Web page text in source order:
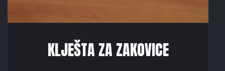
KLJEŠTA ZA ZAKOVICE